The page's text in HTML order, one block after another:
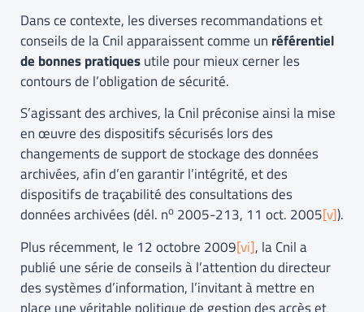
Dans ce contexte, les diverses recommandations et
conseils de la Cnil apparaissent comme un référentiel
de bonnes pratiquesutile pour mieux cerner les
contours de l’obligation de sécurité.
S’agissant des archives, la Cnil préconise ainsi la mise
en œuvre des dispositifs sécurisés lors des
changements de support de stockage des données
archivées, afin d’en garantir l’intégrité, et des
dispositifs de traçabilité des consultations des
données archivées (dél. no 2005-213, 11 oct. 2005[v]).
Plus récemment, le 12 octobre 2009[vi], la Cnil a
publié une série de conseils à l’attention du directeur
des systèmes d’information, l’invitant à mettre en